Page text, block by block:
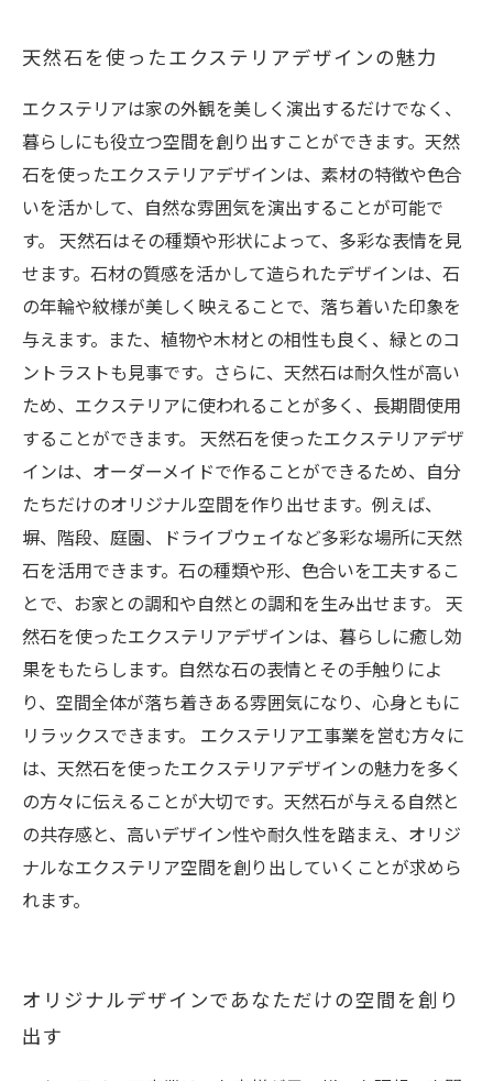
天然石を使ったエクステリアデザインの魅力
エクステリアは家の外観を美しく演出するだけでなく、
暮らしにも役立つ空間を創り出すことができます。天然
石を使ったエクステリアデザインは、素材の特徴や色合
いを活かして、自然な雰囲気を演出することが可能で
す。 天然石はその種類や形状によって、多彩な表情を見
せます。石材の質感を活かして造られたデザインは、石
の年輪や紋様が美しく映えることで、落ち着いた印象を
与えます。また、植物や木材との相性も良く、緑とのコ
ントラストも見事です。さらに、天然石は耐久性が高い
ため、エクステリアに使われることが多く、長期間使用
することができます。 天然石を使ったエクステリアデザ
インは、オーダーメイドで作ることができるため、自分
たちだけのオリジナル空間を作り出せます。例えば、
塀、階段、庭園、ドライブウェイなど多彩な場所に天然
石を活用できます。石の種類や形、色合いを工夫するこ
とで、お家との調和や自然との調和を生み出せます。 天
然石を使ったエクステリアデザインは、暮らしに癒し効
果をもたらします。自然な石の表情とその手触りによ
り、空間全体が落ち着きある雰囲気になり、心身ともに
リラックスできます。 エクステリア工事業を営む方々に
は、天然石を使ったエクステリアデザインの魅力を多く
の方々に伝えることが大切です。天然石が与える自然と
の共存感と、高いデザイン性や耐久性を踏まえ、オリジ
ナルなエクステリア空間を創り出していくことが求めら
れます。
オリジナルデザインであなただけの空間を創り
出す